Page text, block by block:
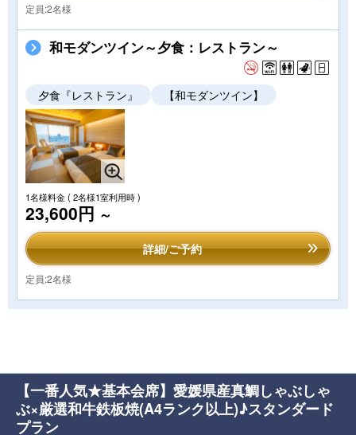
定員:2名様
和モダンツイン～夕食：レストラン～
夕食『レストラン』 【和モダンツイン】
1名様料金( 2名様1室利用時 )
23,600円 ～
詳細/ご予約
定員:2名様
【一番人気★基本会席】愛媛県産真鯛しゃぶしゃ
ぶ×厳選和牛鉄板焼(A4ランク以上)♪スタンダード
プラン